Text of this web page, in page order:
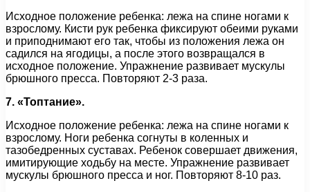
Исходное положение ребенка: лежа на спине ногами к
взрослому. Кисти рук ребенка фиксируют обеими руками
и приподнимают его так, чтобы из положения лежа он
садился на ягодицы, а после этого возвращался в
исходное положение. Упражнение развивает мускулы
брюшного пресса. Повторяют 2-3 раза.
7. «Топтание».
Исходное положение ребенка: лежа на спине ногами к
взрослому. Ноги ребенка согнуты в коленных и
тазобедренных суставах. Ребенок совершает движения,
имитирующие ходьбу на месте. Упражнение развивает
мускулы брюшного пресса и ног. Повторяют 8-10 раз.